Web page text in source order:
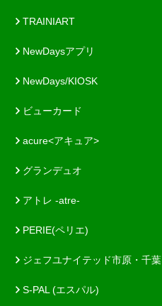
TRAINIART
NewDaysアプリ
NewDays/KIOSK
ビューカード
acure<アキュア>
グランデュオ
アトレ -atre-
PERIE(ペリエ)
ジェフユナイテッド市原・千葉
S-PAL (エスパル)